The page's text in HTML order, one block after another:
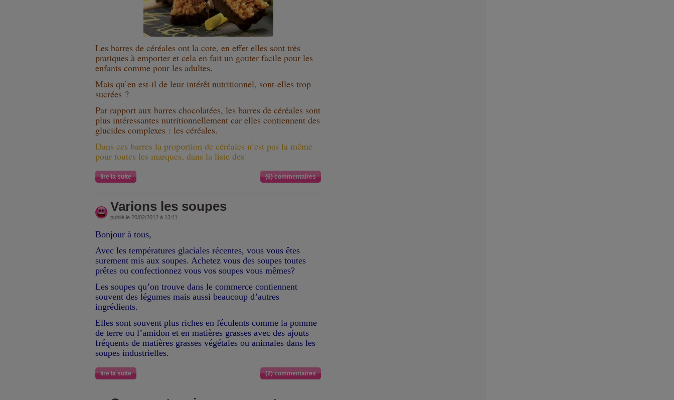
Les barres de céréales ont la cote, en effet elles sont très
pratiques à emporter et cela en fait un gouter facile pour les
enfants comme pour les adultes.
Mais qu’en est-il de leur intérêt nutritionnel, sont-elles trop
sucrées ?
Par rapport aux barres chocolatées, les barres de céréales sont
plus intéressantes nutritionnellement car elles contiennent des
glucides complexes : les céréales.
Dans ces barres la proportion de céréales n’est pas la même
pour toutes les marques, dans la liste des
lire la suite (6) commentaires
Varions les soupes
publié le 20/02/2012 à 13:11
Bonjour à tous,
Avec les températures glaciales récentes, vous vous êtes
surement mis aux soupes. Achetez vous des soupes toutes
prêtes ou confectionnez vous vos soupes vous mêmes?
Les soupes qu’on trouve dans le commerce contiennent
souvent des légumes mais aussi beaucoup d’autres
ingrédients.
Elles sont souvent plus riches en féculents comme la pomme
de terre ou l’amidon et en matières grasses avec des ajouts
fréquents de matières grasses végétales ou animales dans les
soupes industrielles.
lire la suite (2) commentaires